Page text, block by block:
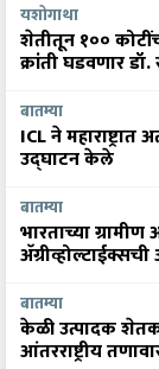
यशोगाथा
शेतीतून १००
क्रांती घडवणार डॉ.
बातम्या
ICL ने
उद्घाटन केले
बातम्या
भारताच्या
बातम्या
केळी उत्पादक
आंतरराष्ट्रीय